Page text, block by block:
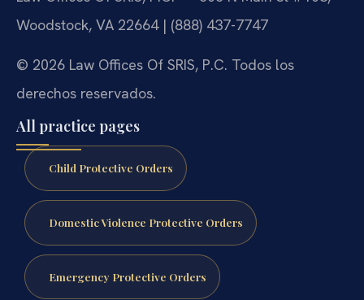
Woodstock, VA 22664 | (888) 437-7747
© 2026 Law Offices Of SRIS, P.C. Todos los
derechos reservados.
All practice pages
Child Protective Orders
Domestic Violence Protective Orders
Emergency Protective Orders